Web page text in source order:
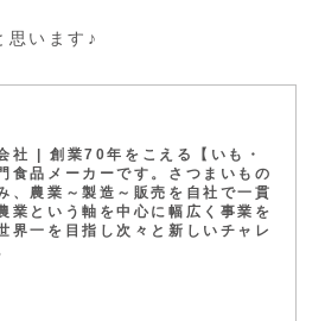
思います♪
社 | 創業70年をこえる【いも・
食品メーカーです。さつまいもの
、農業～製造～販売を自社で一貫
業という軸を中心に幅広く事業を
界一を目指し次々と新しいチャレ